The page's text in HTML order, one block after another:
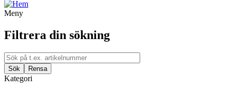
Meny
Filtrera din sökning
Kategori